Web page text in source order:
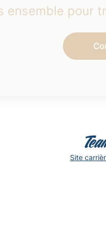
ensemble pour
Site